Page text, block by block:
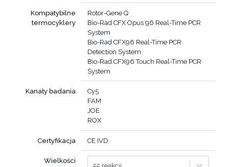
Kompatybilne
termocyklery
Rotor-Gene Q
Bio-Rad CFX Opus 96 Real-Time PCR
System
Bio-Rad CFX96 Real-Time PCR
Detection System
Bio-Rad CFX96 Touch Real-Time PCR
System
Kanały badania
Cy5
FAM
JOE
ROX
Certyfikacja CE IVD
Wielkości
55 reakcji